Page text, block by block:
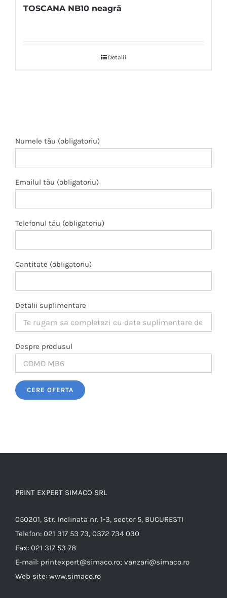
TOSCANA NB10 neagră
Detalii
Numele tău (obligatoriu)
Emailul tău (obligatoriu)
Telefonul tău (obligatoriu)
Cantitate (obligatoriu)
Detalii suplimentare
Despre produsul
Please leave this field empty.
PRINT EXPERT SIMACO SRL
050201, Str. Inclinata nr. 1-3, sector 5, BUCURESTI
Telefon: 021 317 53 73, 0372 734 030
Fax: 021 317 53 78
E-mail: printexpert@simaco.ro; vanzari@simaco.ro
Web site: www.simaco.ro